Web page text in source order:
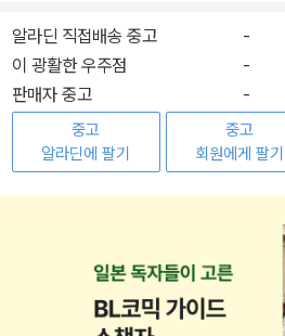
알라딘 직접배송 중고
-
이 광활한 우주점
-
판매자 중고
-
중고
알라딘에 팔기
중고
회원에게 팔기